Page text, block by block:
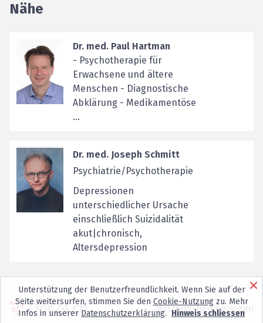
Nähe
Dr. med. Paul Hartman
- Psychotherapie für
Erwachsene und ältere
Menschen - Diagnostische
Abklärung - Medikamentöse
...
Dr. med. Joseph Schmitt
Psychiatrie/Psychotherapie
Depressionen
unterschiedlicher Ursache
einschließlich Suizidalität
akut|chronisch,
Altersdepression
Nutzungsbedingungen
Unterstützung der Benutzerfreundlichkeit. Wenn Sie auf der
Seite weitersurfen, stimmen Sie den Cookie-Nutzungzu. Mehr
Infos in unserer Datenschutzerklärung. Hinweis schliessen